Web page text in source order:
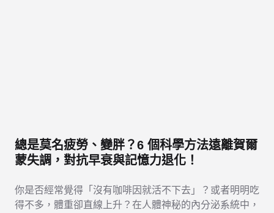
總是莫名疲勞、變胖？6 個科學方法遠離賀爾
蒙失調，對抗早衰與記憶力退化！
你是否經常覺得「沒有咖啡因就活不下去」？或者明明吃
得不多，體重卻直線上升？在人體神秘的內分泌系統中，